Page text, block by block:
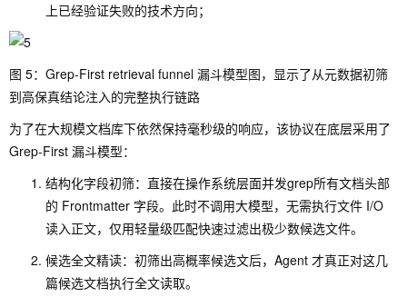
上已经验证失败的技术方向；
图 5：Grep-First retrieval funnel 漏斗模型图，显示了从元数据初筛
到高保真结论注入的完整执行链路
为了在大规模文档库下依然保持毫秒级的响应，该协议在底层采用了
Grep-First 漏斗模型：
结构化字段初筛：直接在操作系统层面并发grep所有文档头部
的 Frontmatter 字段。此时不调用大模型，无需执行文件 I/O
读入正文，仅用轻量级匹配快速过滤出极少数候选文件。
候选全文精读：初筛出高概率候选文后，Agent 才真正对这几
篇候选文档执行全文读取。